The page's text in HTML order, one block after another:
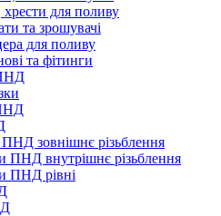
для поливу
та зрошувачі
для поливу
та фітинги
зовнішнє різьблення
ПНД внутрішнє різьблення
ПНД рівні